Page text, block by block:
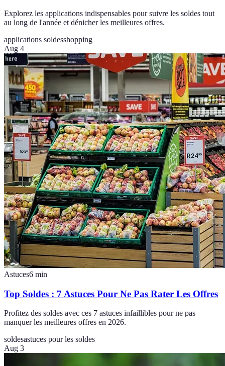
Explorez les applications indispensables pour suivre les soldes tout
au long de l'année et dénicher les meilleures offres.
applications soldesshopping
Aug 4
Astuces6 min
Top Soldes : 7 Astuces Pour Ne Pas Rater Les Offres
Profitez des soldes avec ces 7 astuces infaillibles pour ne pas
manquer les meilleures offres en 2026.
soldesastuces pour les soldes
Aug 3